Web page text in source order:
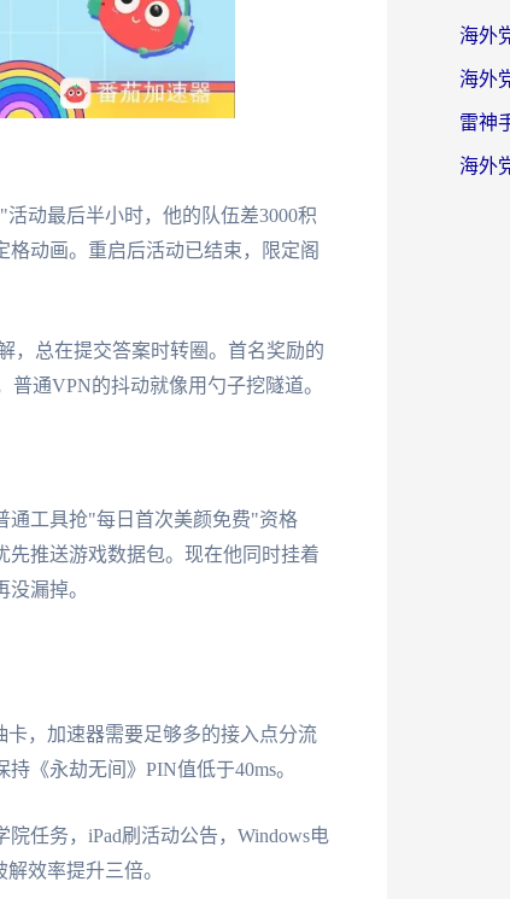
动最后半小时，他的队伍差3000积
动画。重启后活动已结束，限定阁
，总在提交答案时转圈。首名奖励的
通VPN的抖动就像用勺子挖隧道。
通工具抢"每日首次美颜免费"资格
先推送游戏数据包。现在他同时挂着
漏掉。
，加速器需要足够多的接入点分流
《永劫无间》PIN值低于40ms。
任务，iPad刷活动公告，Windows电
效率提升三倍。